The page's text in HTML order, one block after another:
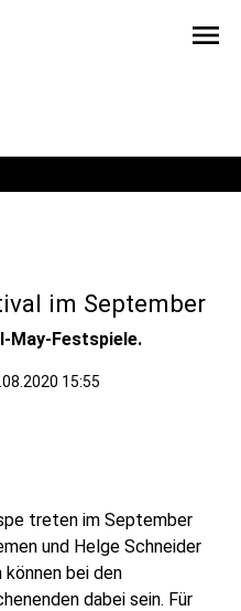
menu
im September
May-Festspiele.
15:55
treten im September
und Helge Schneider
können bei den
dabei sein. Für